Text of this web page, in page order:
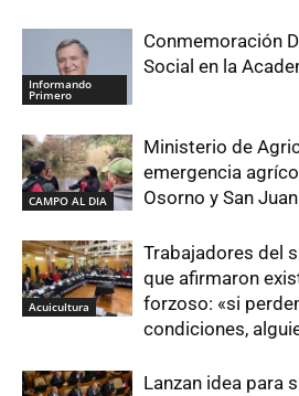
Informando
Primero
Conmemoración
Social en la
CAMPO AL DIA
Ministerio de
emergencia
Osorno y San
Acuicultura
Trabajadores del
que afirmaron
forzoso: «si
condiciones,
Lanzan idea para